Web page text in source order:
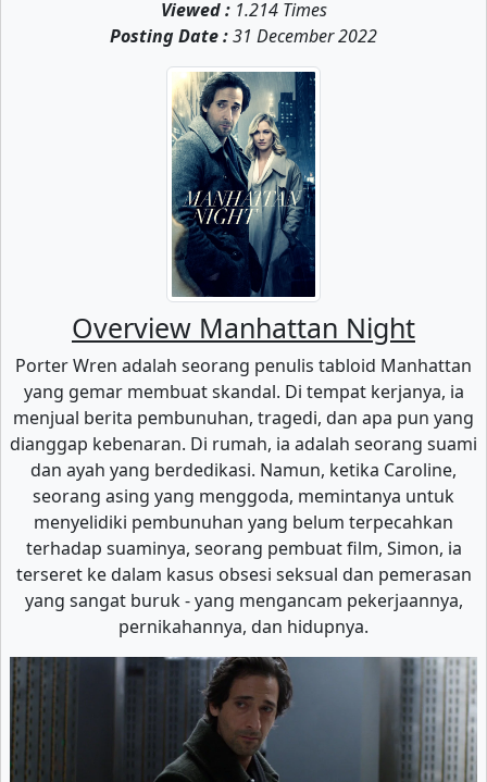
Viewed :1.214 Times
Posting Date :31 December 2022
Overview Manhattan Night
Porter Wren adalah seorang penulis tabloid Manhattan
yang gemar membuat skandal. Di tempat kerjanya, ia
menjual berita pembunuhan, tragedi, dan apa pun yang
dianggap kebenaran. Di rumah, ia adalah seorang suami
dan ayah yang berdedikasi. Namun, ketika Caroline,
seorang asing yang menggoda, memintanya untuk
menyelidiki pembunuhan yang belum terpecahkan
terhadap suaminya, seorang pembuat film, Simon, ia
terseret ke dalam kasus obsesi seksual dan pemerasan
yang sangat buruk - yang mengancam pekerjaannya,
pernikahannya, dan hidupnya.